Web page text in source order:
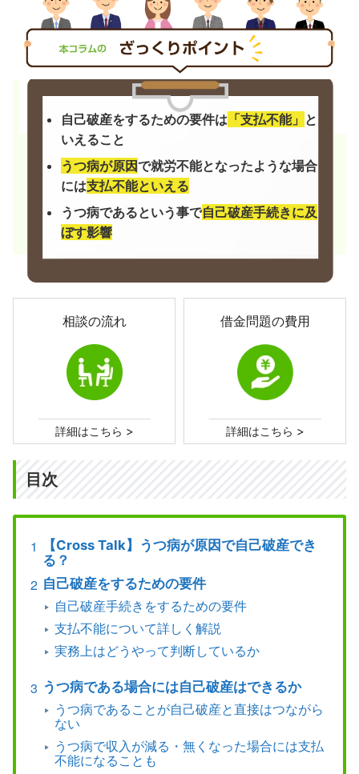
自己破産をするための要件は 「支払不能」 と
いえること
うつ病が原因で就労不能となったような場合
には支払不能といえる
うつ病であるという事で自己破産手続きに及
ぼす影響
相談の流れ
詳細はこちら >
借金問題の費用
詳細はこちら >
目次
【Cross Talk】うつ病が原因で自己破産でき
る？
自己破産をするための要件
自己破産手続きをするための要件
支払不能について詳しく解説
実務上はどうやって判断しているか
うつ病である場合には自己破産はできるか
うつ病であることが自己破産と直接はつながら
ない
うつ病で収入が減る・無くなった場合には支払
不能になることも